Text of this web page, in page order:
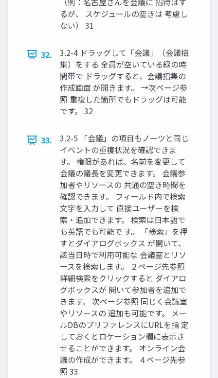
るが、 スケジュールの空きは 考慮し
ない） 31
32.
3.2-4 ドラッグして「会議」（会議招
集）をする 全員が空いている緑の時
間帯で ドラッグすると、会議招集の
作成画面 が開きます。 →次ページ参
照 重複した箇所でもドラッグは可能
です。 32
33.
3.2-5 「会議」の項目もノーツと同じ
イベントの重複状況を確認できま
す。 権限があれば、名前を変更して
会議の議長を変更できます。 会議参
加者やリソースの 共通の空き時間を
確認できます。 フィールド内で検索
文字を入力して 直接ユーザーを検
索・追加できます。 検索は日本語で
も英語でも可能で す。 「検索」を押
すとダイアログボックス が開いて、
該当日時で利用可能な 会議室とリソ
ースを検索します。 ２ページ先参照
詳細検索をクリックすると ダイアロ
グボックスが 開いて参加者を追加で
きます。 次ページ参照 同じく会議室
やリソースの 追加も可能です。 メー
ルDBのプリファレンスにURLを指 定
しておくとロケーション欄に表示さ
せることができます。 オンライン会
議の作成ができます。 ４ページ先参
照 33